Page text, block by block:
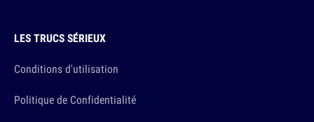
LES TRUCS SÉRIEUX
Conditions d'utilisation
Politique de Confidentialité